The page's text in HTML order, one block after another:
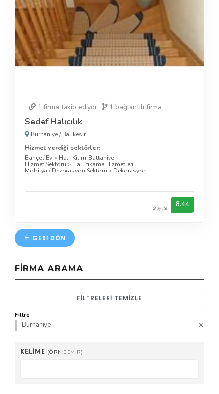
1 firma takip ediyor 1 bağlantılı firma
Sedef Halıcılık
Burhaniye/Balıkesir
Hizmet verdiği sektörler:
Bahçe / Ev> Halı-Kilim-Battaniye
Hizmet Sektörü > Halı Yıkama Hizmetleri
Mobilya / Dekorasyon Sektörü > Dekorasyon
9 oy ile 8.44
GERI DÖN
FIRMA ARAMA
FILTRELERI TEMIZLE
Filtre
Burhaniye
KELIME (ÖRN:DEMIR)